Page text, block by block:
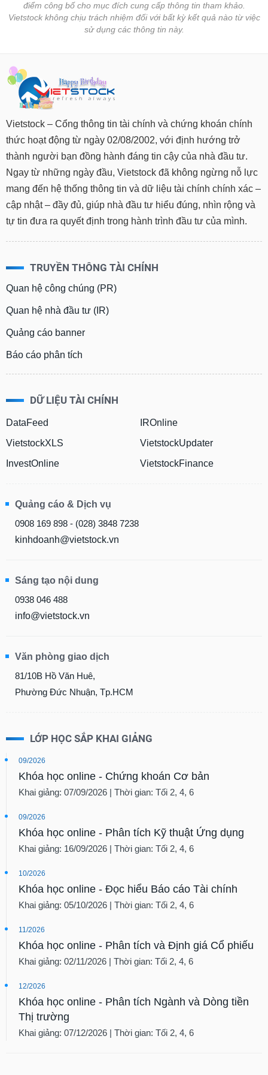
điểm công bố cho mục đích cung cấp thông tin tham khảo.
Vietstock không chịu trách nhiệm đối với bất kỳ kết quả nào từ việc
sử dụng các thông tin này.
Vietstock – Cổng thông tin tài chính và chứng khoán chính
thức hoạt động từ ngày 02/08/2002, với định hướng trở
thành người bạn đồng hành đáng tin cậy của nhà đầu tư.
Ngay từ những ngày đầu, Vietstock đã không ngừng nỗ lực
mang đến hệ thống thông tin và dữ liệu tài chính chính xác –
cập nhật – đầy đủ, giúp nhà đầu tư hiểu đúng, nhìn rộng và
tự tin đưa ra quyết định trong hành trình đầu tư của mình.
TRUYỀN THÔNG TÀI CHÍNH
Quan hệ công chúng (PR)
Quan hệ nhà đầu tư (IR)
Quảng cáo banner
Báo cáo phân tích
DỮ LIỆU TÀI CHÍNH
DataFeed
VietstockXLS
InvestOnline
IROnline
VietstockUpdater
VietstockFinance
Quảng cáo & Dịch vụ
0908 169 898 - (028) 3848 7238
kinhdoanh@vietstock.vn
Sáng tạo nội dung
0938 046 488
info@vietstock.vn
Văn phòng giao dịch
81/10B Hồ Văn Huê,
Phường Đức Nhuận, Tp.HCM
LỚP HỌC SẮP KHAI GIẢNG
09/2026
Khóa học online - Chứng khoán Cơ bản
Khai giảng: 07/09/2026 | Thời gian: Tối 2, 4, 6
09/2026
Khóa học online - Phân tích Kỹ thuật Ứng dụng
Khai giảng: 16/09/2026 | Thời gian: Tối 2, 4, 6
10/2026
Khóa học online - Đọc hiểu Báo cáo Tài chính
Khai giảng: 05/10/2026 | Thời gian: Tối 2, 4, 6
11/2026
Khóa học online - Phân tích và Định giá Cổ phiếu
Khai giảng: 02/11/2026 | Thời gian: Tối 2, 4, 6
12/2026
Khóa học online - Phân tích Ngành và Dòng tiền
Thị trường
Khai giảng: 07/12/2026 | Thời gian: Tối 2, 4, 6